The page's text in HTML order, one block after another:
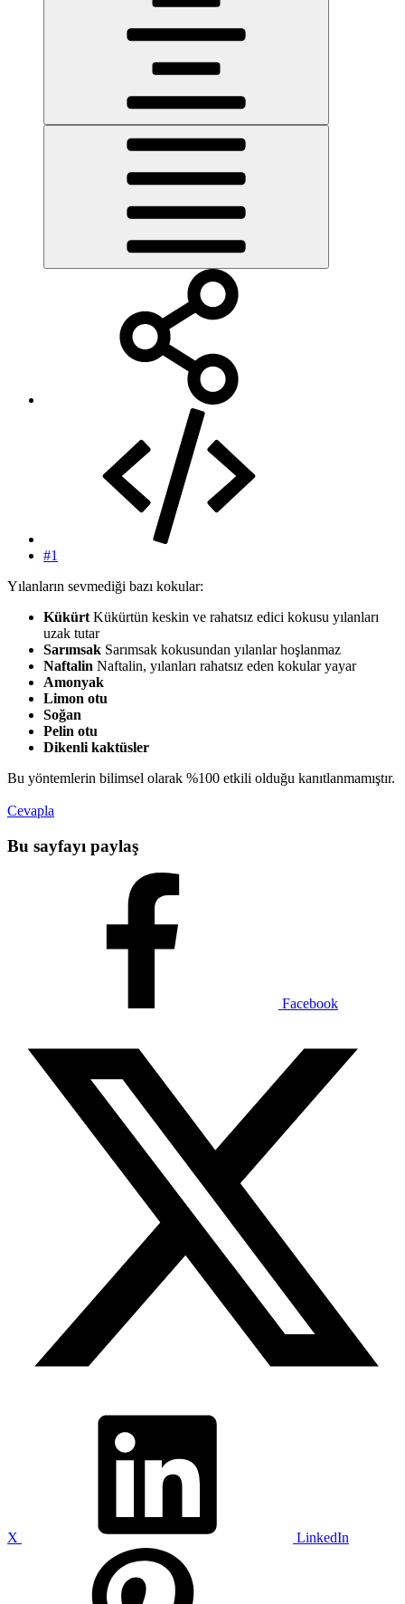
#1
Yılanların sevmediği bazı kokular:
Kükürt Kükürtün keskin ve rahatsız edici kokusu yılanları
uzak tutar
Sarımsak Sarımsak kokusundan yılanlar hoşlanmaz
Naftalin Naftalin, yılanları rahatsız eden kokular yayar
Amonyak
Limon otu
Soğan
Pelin otu
Dikenli kaktüsler
Bu yöntemlerin bilimsel olarak %100 etkili olduğu kanıtlanmamıştır.
Cevapla
Bu sayfayı paylaş
Facebook
X LinkedIn